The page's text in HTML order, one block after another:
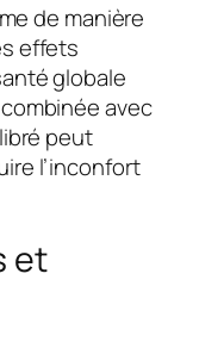
de manière
effets
globale
avec
peut
l’inconfort
et